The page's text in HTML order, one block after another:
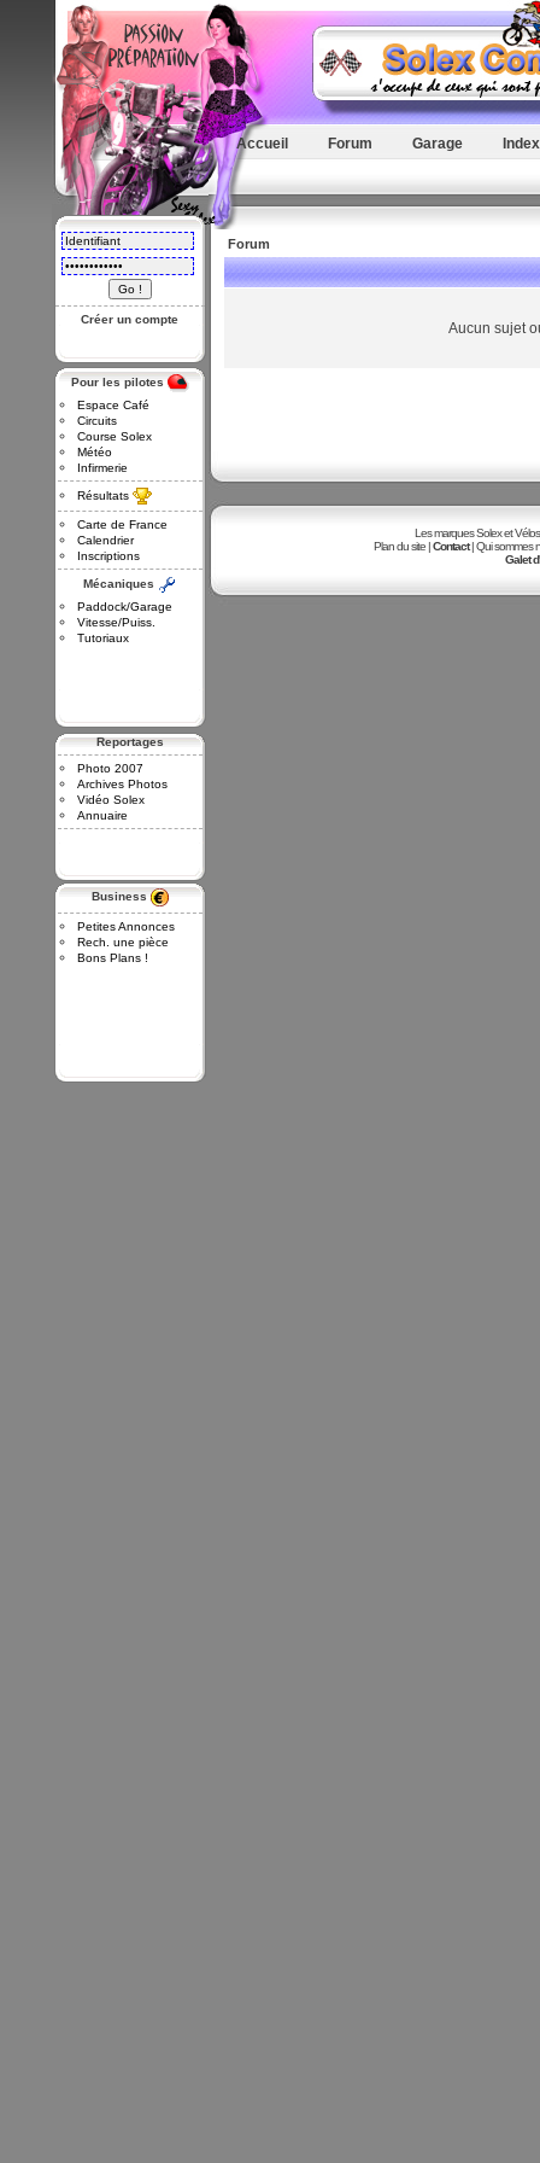
Créer un compte
Pour les pilotes
Espace Café
Circuits
Course Solex
Météo
Infirmerie
Résultats
Carte de France
Calendrier
Inscriptions
Mécaniques
Paddock/Garage
Vitesse/Puiss.
Tutoriaux
Reportages
Photo 2007
Archives Photos
Vidéo Solex
Annuaire
Business
Petites Annonces
Rech. une pièce
Bons Plans !
Accueil Forum Garage
Forum
Aucun sujet
Les marques Solex et
Plan du site |Contact| Qui sommes
Galet